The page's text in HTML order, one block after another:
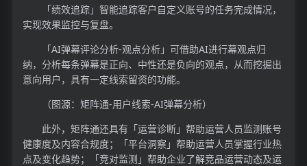
「绩效追踪」智能追踪客户自定义账号的任务完成情况，
实现效果监控与复盘。
「AI弹幕评论分析-观点分析」可借助AI进行幕观点归
纳，分析每条弹幕是正向、中性还是负向的观点，从而挖掘出
意向用户，具有一定线索留资的功能。
（图源：矩阵通-用户线索-AI弹幕分析）
此外，矩阵通还具有「运营诊断」帮助运营人员监测账号
健康度及内容合规度；「平台洞察」帮助运营人员掌握行业热
点及变化趋势；「竞对监测」帮助企业了解竞品运营动态及运